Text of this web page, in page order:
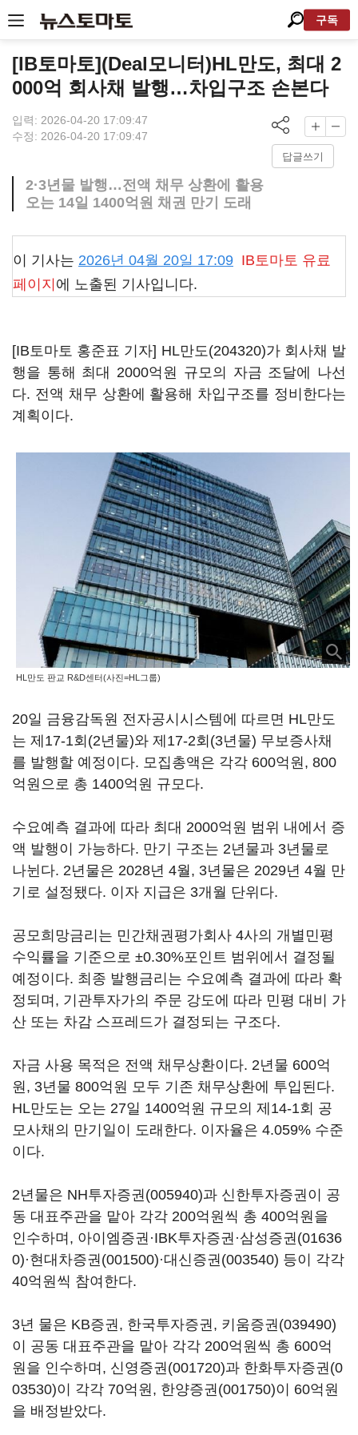
구독
[IB토마토](Deal모니터)HL만도, 최대 2
000억 회사채 발행…차입구조 손본다
입력: 2026-04-20 17:09:47
수정: 2026-04-20 17:09:47
답글쓰기
2·3년물 발행…전액 채무 상환에 활용
오는 14일 1400억원 채권 만기 도래
이 기사는 2026년 04월 20일 17:09 IB토마토 유료
페이지 에 노출된 기사입니다.
[IB토마토 홍준표 기자] HL만도(204320)가 회사채 발
행을 통해 최대 2000억원 규모의 자금 조달에 나선
다. 전액 채무 상환에 활용해 차입구조를 정비한다는
계획이다.
HL만도 판교 R&D센터(사진=HL그룹)
20일 금융감독원 전자공시시스템에 따르면 HL만도
는 제17-1회(2년물)와 제17-2회(3년물) 무보증사채
를 발행할 예정이다. 모집총액은 각각 600억원, 800
억원으로 총 1400억원 규모다.
수요예측 결과에 따라 최대 2000억원 범위 내에서 증
액 발행이 가능하다. 만기 구조는 2년물과 3년물로
나뉜다. 2년물은 2028년 4월, 3년물은 2029년 4월 만
기로 설정됐다. 이자 지급은 3개월 단위다.
공모희망금리는 민간채권평가회사 4사의 개별민평
수익률을 기준으로 ±0.30%포인트 범위에서 결정될
예정이다. 최종 발행금리는 수요예측 결과에 따라 확
정되며, 기관투자가의 주문 강도에 따라 민평 대비 가
산 또는 차감 스프레드가 결정되는 구조다.
자금 사용 목적은 전액 채무상환이다. 2년물 600억
원, 3년물 800억원 모두 기존 채무상환에 투입된다.
HL만도는 오는 27일 1400억원 규모의 제14-1회 공
모사채의 만기일이 도래한다. 이자율은 4.059% 수준
이다.
2년물은 NH투자증권(005940)과 신한투자증권이 공
동 대표주관을 맡아 각각 200억원씩 총 400억원을
인수하며, 아이엠증권·IBK투자증권·삼성증권(01636
0)·현대차증권(001500)·대신증권(003540) 등이 각각
40억원씩 참여한다.
3년 물은 KB증권, 한국투자증권, 키움증권(039490)
이 공동 대표주관을 맡아 각각 200억원씩 총 600억
원을 인수하며, 신영증권(001720)과 한화투자증권(0
03530)이 각각 70억원, 한양증권(001750)이 60억원
을 배정받았다.